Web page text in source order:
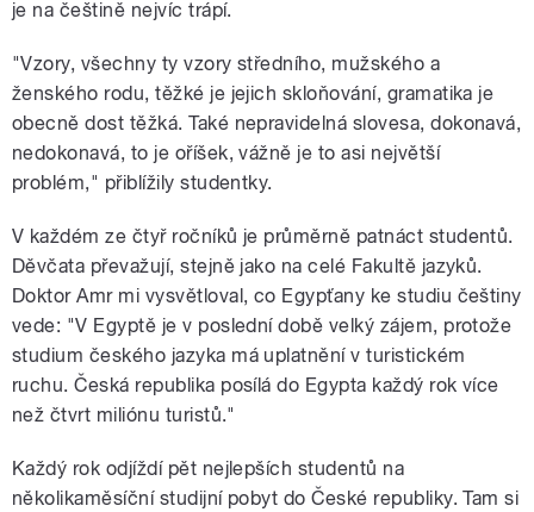
je na češtině nejvíc trápí.
"Vzory, všechny ty vzory středního, mužského a
ženského rodu, těžké je jejich skloňování, gramatika je
obecně dost těžká. Také nepravidelná slovesa, dokonavá,
nedokonavá, to je oříšek, vážně je to asi největší
problém," přiblížily studentky.
V každém ze čtyř ročníků je průměrně patnáct studentů.
Děvčata převažují, stejně jako na celé Fakultě jazyků.
Doktor Amr mi vysvětloval, co Egypťany ke studiu češtiny
vede: "V Egyptě je v poslední době velký zájem, protože
studium českého jazyka má uplatnění v turistickém
ruchu. Česká republika posílá do Egypta každý rok více
než čtvrt miliónu turistů."
Každý rok odjíždí pět nejlepších studentů na
několikaměsíční studijní pobyt do České republiky. Tam si